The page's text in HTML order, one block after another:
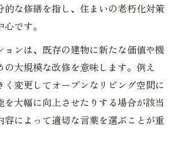
ムの英語表現と文化的背景
使われるリフォームの意味に注目
で見るリフォームの使い方
ムの英語表現と日本語の違い解説
ムの使い方を例文でわかりやすく
日本語で異なるリフォームの意味に
的な修繕を指し、住まいの老朽化対策
です。
ョンは、既存の建物に新たな価値や機
の大規模な改修を意味します。例え
く変更してオープンなリビング空間に
を大幅に向上させたりする場合が該当
容によって適切な言葉を選ぶことが重